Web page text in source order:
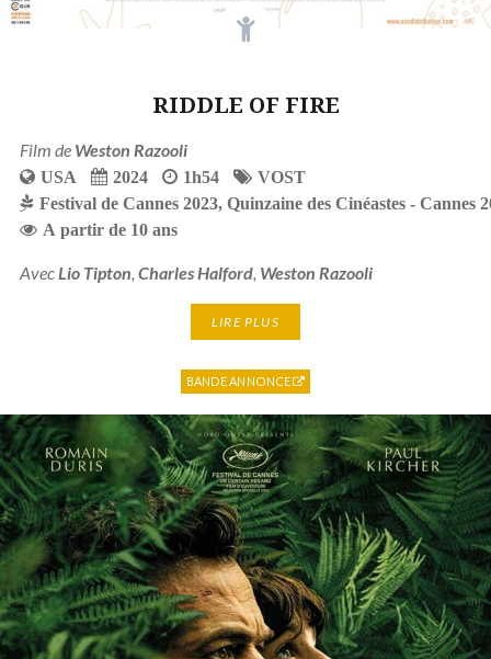
RIDDLE OF FIRE
Film de Weston Razooli
USA 2024 1h54
VOST
Festival de Cannes 2023, Quinzaine des Cinéastes - Cannes
A partir de 10 ans
AvecLio Tipton, Charles Halford, Weston Razooli
LIRE PLUS
BANDE ANNONCE